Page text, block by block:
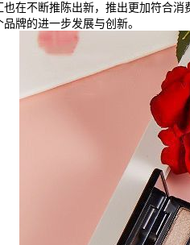
在不断推陈出新，推出更加符合
牌的进一步发展与创新。